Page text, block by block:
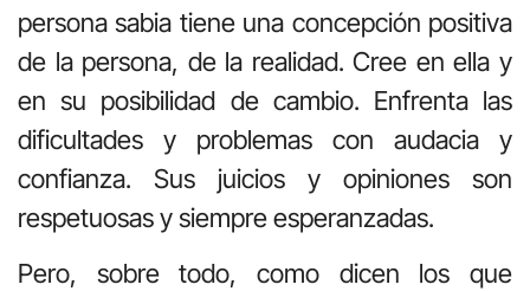
persona sabia tiene una concepción positiva
de la persona, de la realidad. Cree en ella y
en su posibilidad de cambio. Enfrenta las
dificultades y problemas con audacia y
confianza. Sus juicios y opiniones son
respetuosas y siempre esperanzadas.
Pero, sobre todo, como dicen los que